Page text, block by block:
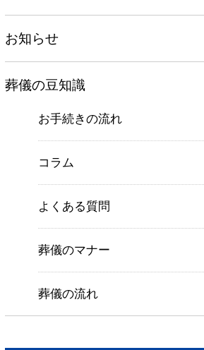
お知らせ
葬儀の豆知識
お手続きの流れ
コラム
よくある質問
葬儀のマナー
葬儀の流れ